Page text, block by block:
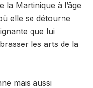
la Martinique à l’âge
elle se détourne
que lui
les arts de la
mais aussi